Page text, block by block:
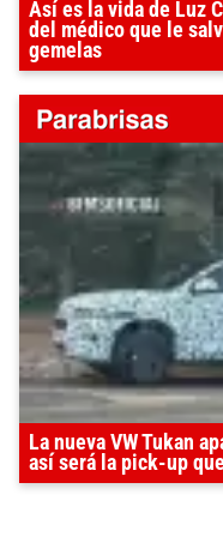
Así es la vida de Luz
del médico que le
gemelas
La nueva VW Tukan
así será la pick-up